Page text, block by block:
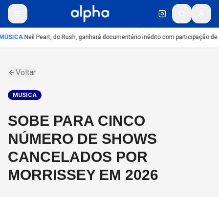
:Neil Peart, do Rush, ganhará documentário inédito com participação de
Voltar
MUSICA
SOBE PARA CINCO
NÚMERO DE SHOWS
CANCELADOS POR
MORRISSEY EM 2026